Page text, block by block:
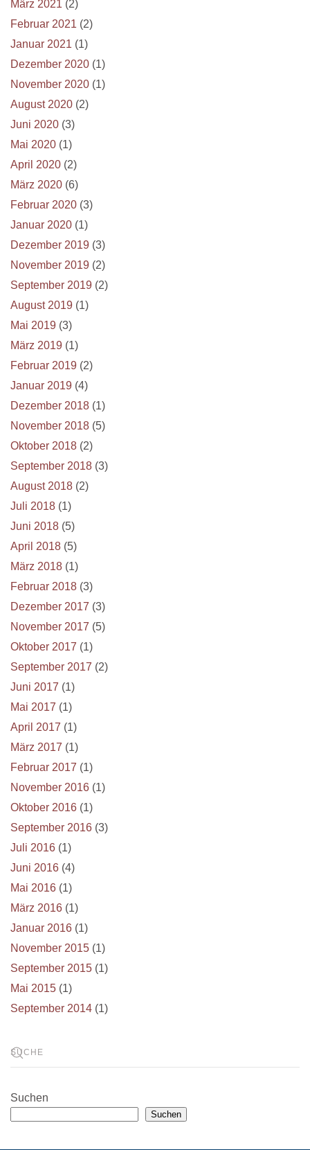
März 2021 (2)
Februar 2021 (2)
Januar 2021 (1)
Dezember 2020 (1)
November 2020 (1)
August 2020 (2)
Juni 2020 (3)
Mai 2020 (1)
April 2020 (2)
März 2020 (6)
Februar 2020 (3)
Januar 2020 (1)
Dezember 2019 (3)
November 2019 (2)
September 2019 (2)
August 2019 (1)
Mai 2019 (3)
März 2019 (1)
Februar 2019 (2)
Januar 2019 (4)
Dezember 2018 (1)
November 2018 (5)
Oktober 2018 (2)
September 2018 (3)
August 2018 (2)
Juli 2018 (1)
Juni 2018 (5)
April 2018 (5)
März 2018 (1)
Februar 2018 (3)
Dezember 2017 (3)
November 2017 (5)
Oktober 2017 (1)
September 2017 (2)
Juni 2017 (1)
Mai 2017 (1)
April 2017 (1)
März 2017 (1)
Februar 2017 (1)
November 2016 (1)
Oktober 2016 (1)
September 2016 (3)
Juli 2016 (1)
Juni 2016 (4)
Mai 2016 (1)
März 2016 (1)
Januar 2016 (1)
November 2015 (1)
September 2015 (1)
Mai 2015 (1)
September 2014 (1)
Suchen
Suchen